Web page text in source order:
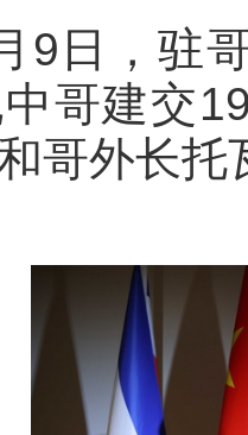
9日，驻
哥建交
哥外长